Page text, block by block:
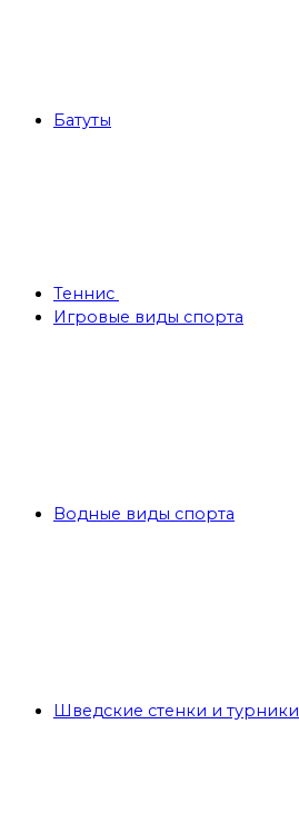
Батуты
Теннис
Игровые виды спорта
Водные виды спорта
Шведские стенки и турники